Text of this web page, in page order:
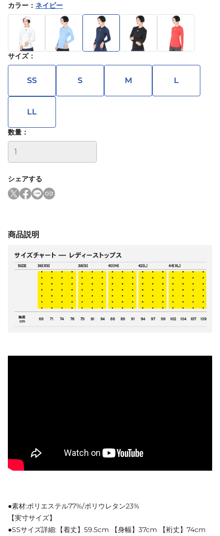
カラー ： ネイビー
サイズ：
SS S M L
LL
数量：
シェアする
商品説明
●素材:ポリエステル77%/ポリウレタン23%
【実寸サイズ】
●SSサイズ詳細:【着丈】59.5cm 【身幅】37cm 【裄丈】74cm